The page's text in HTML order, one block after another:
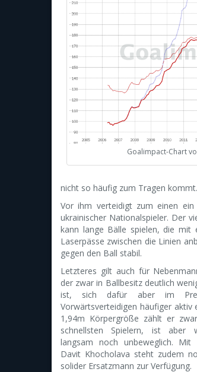
Goalimpact-Chart
nicht so häufig zum Tragen kommt.
Vor ihm verteidigt zum einen ein
ukrainischer Nationalspieler. Der
kann lange Bälle spielen, die mit
Laserpässe zwischen die Linien
gegen den Ball stabil.
Letzteres gilt auch für
der zwar in Ballbesitz deutlich
ist, sich dafür aber im
Vorwärtsverteidigen häufiger aktiv
1,94m Körpergröße zählt er
schnellsten Spielern, ist aber
langsam noch unbeweglich. Mit
Davit Khocholava steht zudem
solider Ersatzmann zur Verfügung.